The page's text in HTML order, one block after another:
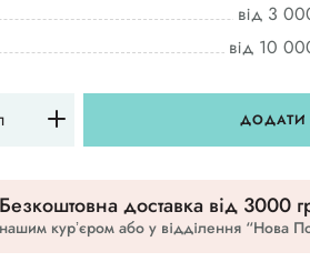
від 3
від 10
Безкоштовна доставка вiд 3000
нашим курʼєром або у відділення “Нова